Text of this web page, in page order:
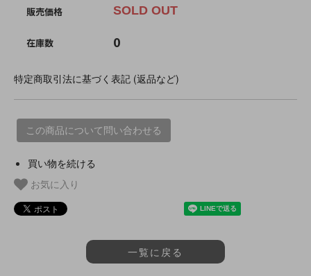
販売価格 SOLD OUT
在庫数 0
特定商取引法に基づく表記 (返品など)
この商品について問い合わせる
買い物を続ける
お気に入り
一覧に戻る